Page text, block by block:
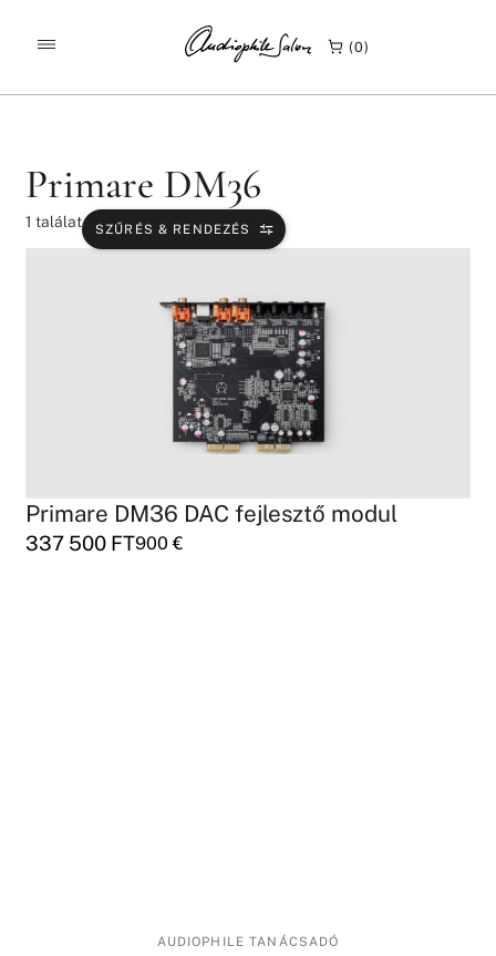
0
KEZDŐLAP TERMÉKEK / PRIMARE DM36
Primare DM36
1 találat SZŰRÉS & RENDEZÉS
Primare DM36 DAC fejlesztő modul
337 500 FT900€
AUDIOPHILE TANÁCSADÓ